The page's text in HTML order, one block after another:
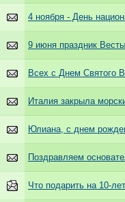
4 ноября - День
9 июня праздник
Всех с Днем Святого
Италия закрыла
Юлиана, с днем
Поздравляем
Что подарить на 10-